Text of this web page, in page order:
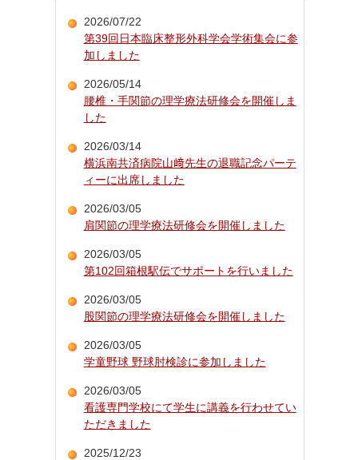
2026/07/22
第39回日本臨床整形外科学会学術集会に参
加しました
2026/05/14
腰椎・手関節の理学療法研修会を開催しま
した
2026/03/14
横浜南共済病院山﨑先生の退職記念パーテ
ィーに出席しました
2026/03/05
肩関節の理学療法研修会を開催しました
2026/03/05
第102回箱根駅伝でサポートを行いました
2026/03/05
股関節の理学療法研修会を開催しました
2026/03/05
学童野球 野球肘検診に参加しました
2026/03/05
看護専門学校にて学生に講義を行わせてい
ただきました
2025/12/23